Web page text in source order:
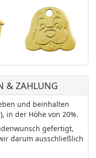
& ZAHLUNG
und beinhalten
in der Höhe von 20%.
gefertigt,
darum ausschließlich